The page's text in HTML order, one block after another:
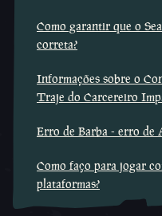
Como garantir que o
correta?
Informações sobre o
Traje do Carcereiro
Erro de Barba - erro de
Como faço para jogar
plataformas?